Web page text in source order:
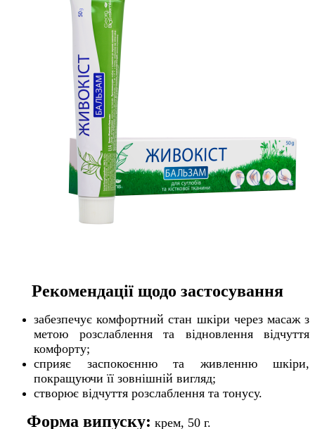
Рекомендації щодо застосування
забезпечує комфортний стан шкіри через масаж з
метою розслаблення та відновлення відчуття
комфорту;
сприяє заспокоєнню та живленню шкіри,
покращуючи її зовнішній вигляд;
створює відчуття розслаблення та тонусу.
Форма випуску: крем, 50 г.